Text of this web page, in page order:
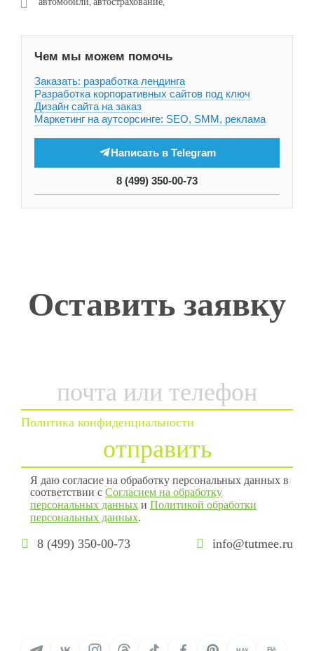
Чем мы можем помочь
Заказать: разработка лендинга
Разработка корпоративных сайтов под ключ
Дизайн сайта на заказ
Маркетинг на аутсорсинге: SEO, SMM, реклама
Написать в Telegram
8 (499) 350-00-73
Оставить заявку
почта или телефон
Политика конфиденциальности
отправить
Я даю согласие на обработку персональных данных в
соответствии с Согласием на обработку
персональных данных и Политикой обработки
персональных данных.
8 (499) 350-00-73